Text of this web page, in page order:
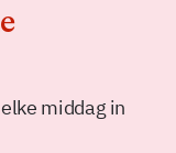
middag in